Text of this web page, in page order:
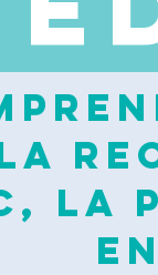
la